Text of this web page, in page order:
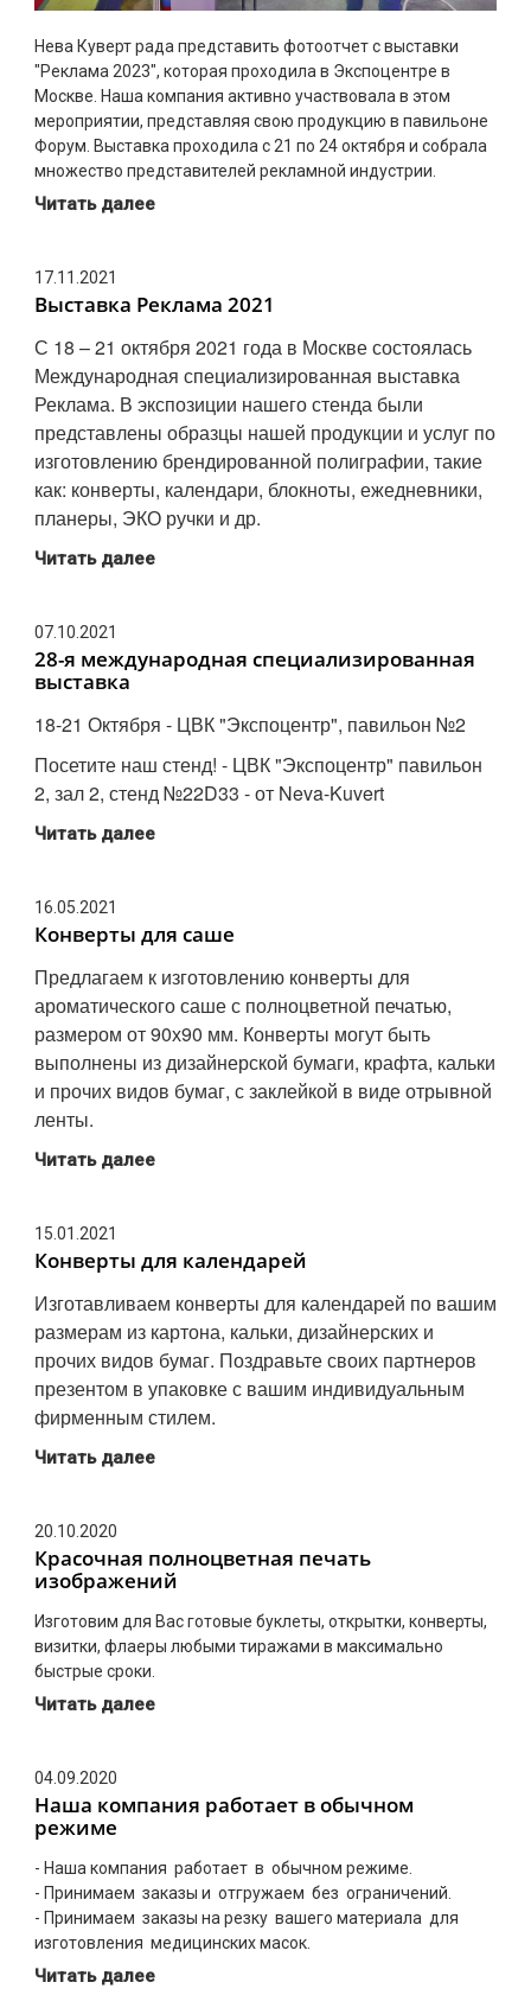
Нева Куверт рада представить фотоотчет с выставки
"Реклама 2023", которая проходила в Экспоцентре в
Москве. Наша компания активно участвовала в этом
мероприятии, представляя свою продукцию в павильоне
Форум. Выставка проходила с 21 по 24 октября и собрала
множество представителей рекламной индустрии.
Читать далее
17.11.2021
Выставка Реклама 2021
С 18 – 21 октября 2021 года в Москве состоялась
Международная специализированная выставка
Реклама. В экспозиции нашего стенда были
представлены образцы нашей продукции и услуг по
изготовлению брендированной полиграфии, такие
как: конверты, календари, блокноты, ежедневники,
планеры, ЭКО ручки и др.
Читать далее
07.10.2021
28-я международная специализированная
выставка
18-21 Октября - ЦВК "Экспоцентр", павильон №2
Посетите наш стенд! - ЦВК "Экспоцентр" павильон
2, зал 2, стенд №22D33 - от Neva-Kuvert
Читать далее
16.05.2021
Конверты для саше
Предлагаем к изготовлению конверты для
ароматического саше с полноцветной печатью,
размером от 90х90 мм. Конверты могут быть
выполнены из дизайнерской бумаги, крафта, кальки
и прочих видов бумаг, с заклейкой в виде отрывной
ленты.
Читать далее
15.01.2021
Конверты для календарей
Изготавливаем конверты для календарей по вашим
размерам из картона, кальки, дизайнерских и
прочих видов бумаг. Поздравьте своих партнеров
презентом в упаковке с вашим индивидуальным
фирменным стилем.
Читать далее
20.10.2020
Красочная полноцветная печать
изображений
Изготовим для Вас готовые буклеты, открытки, конверты,
визитки, флаеры любыми тиражами в максимально
быстрые сроки.
Читать далее
04.09.2020
Наша компания работает в обычном
режиме
- Наша компания работает в обычном режиме.
- Принимаем заказы и отгружаем без ограничений.
- Принимаем заказы на резку вашего материала для
изготовления медицинских масок.
Читать далее